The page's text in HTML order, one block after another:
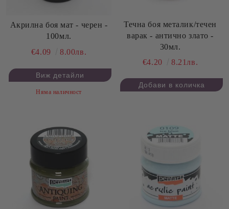
Акрилна боя мат - черен -
100мл.
€4.09
8.00лв.
Виж детайли
Няма наличност
Течна боя металик/течен
варак - антично злато -
30мл.
€4.20
8.21лв.